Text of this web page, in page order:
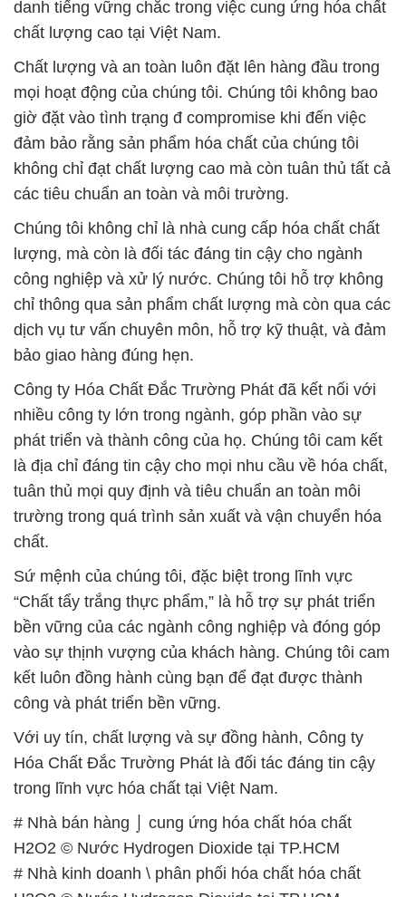
danh tiếng vững chắc trong việc cung ứng hóa chất
chất lượng cao tại Việt Nam.
Chất lượng và an toàn luôn đặt lên hàng đầu trong
mọi hoạt động của chúng tôi. Chúng tôi không bao
giờ đặt vào tình trạng đ compromisе khi đến việc
đảm bảo rằng sản phẩm hóa chất của chúng tôi
không chỉ đạt chất lượng cao mà còn tuân thủ tất cả
các tiêu chuẩn an toàn và môi trường.
Chúng tôi không chỉ là nhà cung cấp hóa chất chất
lượng, mà còn là đối tác đáng tin cậy cho ngành
công nghiệp và xử lý nước. Chúng tôi hỗ trợ không
chỉ thông qua sản phẩm chất lượng mà còn qua các
dịch vụ tư vấn chuyên môn, hỗ trợ kỹ thuật, và đảm
bảo giao hàng đúng hẹn.
Công ty Hóa Chất Đắc Trường Phát đã kết nối với
nhiều công ty lớn trong ngành, góp phần vào sự
phát triển và thành công của họ. Chúng tôi cam kết
là địa chỉ đáng tin cậy cho mọi nhu cầu về hóa chất,
tuân thủ mọi quy định và tiêu chuẩn an toàn môi
trường trong quá trình sản xuất và vận chuyển hóa
chất.
Sứ mệnh của chúng tôi, đặc biệt trong lĩnh vực
“Chất tẩy trắng thực phẩm,” là hỗ trợ sự phát triển
bền vững của các ngành công nghiệp và đóng góp
vào sự thịnh vượng của khách hàng. Chúng tôi cam
kết luôn đồng hành cùng bạn để đạt được thành
công và phát triển bền vững.
Với uy tín, chất lượng và sự đồng hành, Công ty
Hóa Chất Đắc Trường Phát là đối tác đáng tin cậy
trong lĩnh vực hóa chất tại Việt Nam.
# Nhà bán hàng ⌡ cung ứng hóa chất hóa chất
H2O2 © Nước Hydrogen Dioxide tại TP.HCM
# Nhà kinh doanh \ phân phối hóa chất hóa chất